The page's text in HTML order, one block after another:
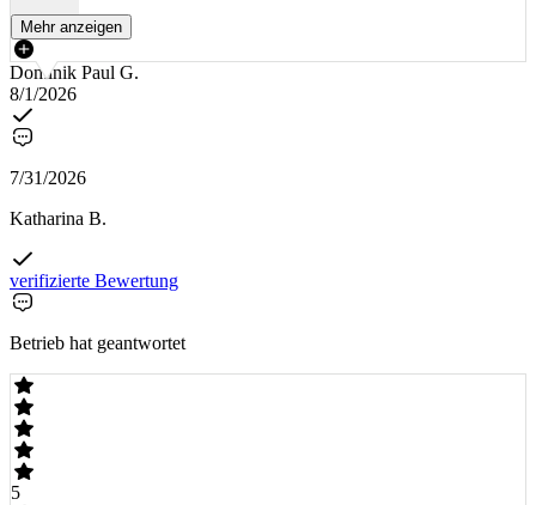
Mehr anzeigen
Dominik Paul G.
8/1/2026
7/31/2026
Katharina B.
verifizierte Bewertung
Betrieb hat geantwortet
5